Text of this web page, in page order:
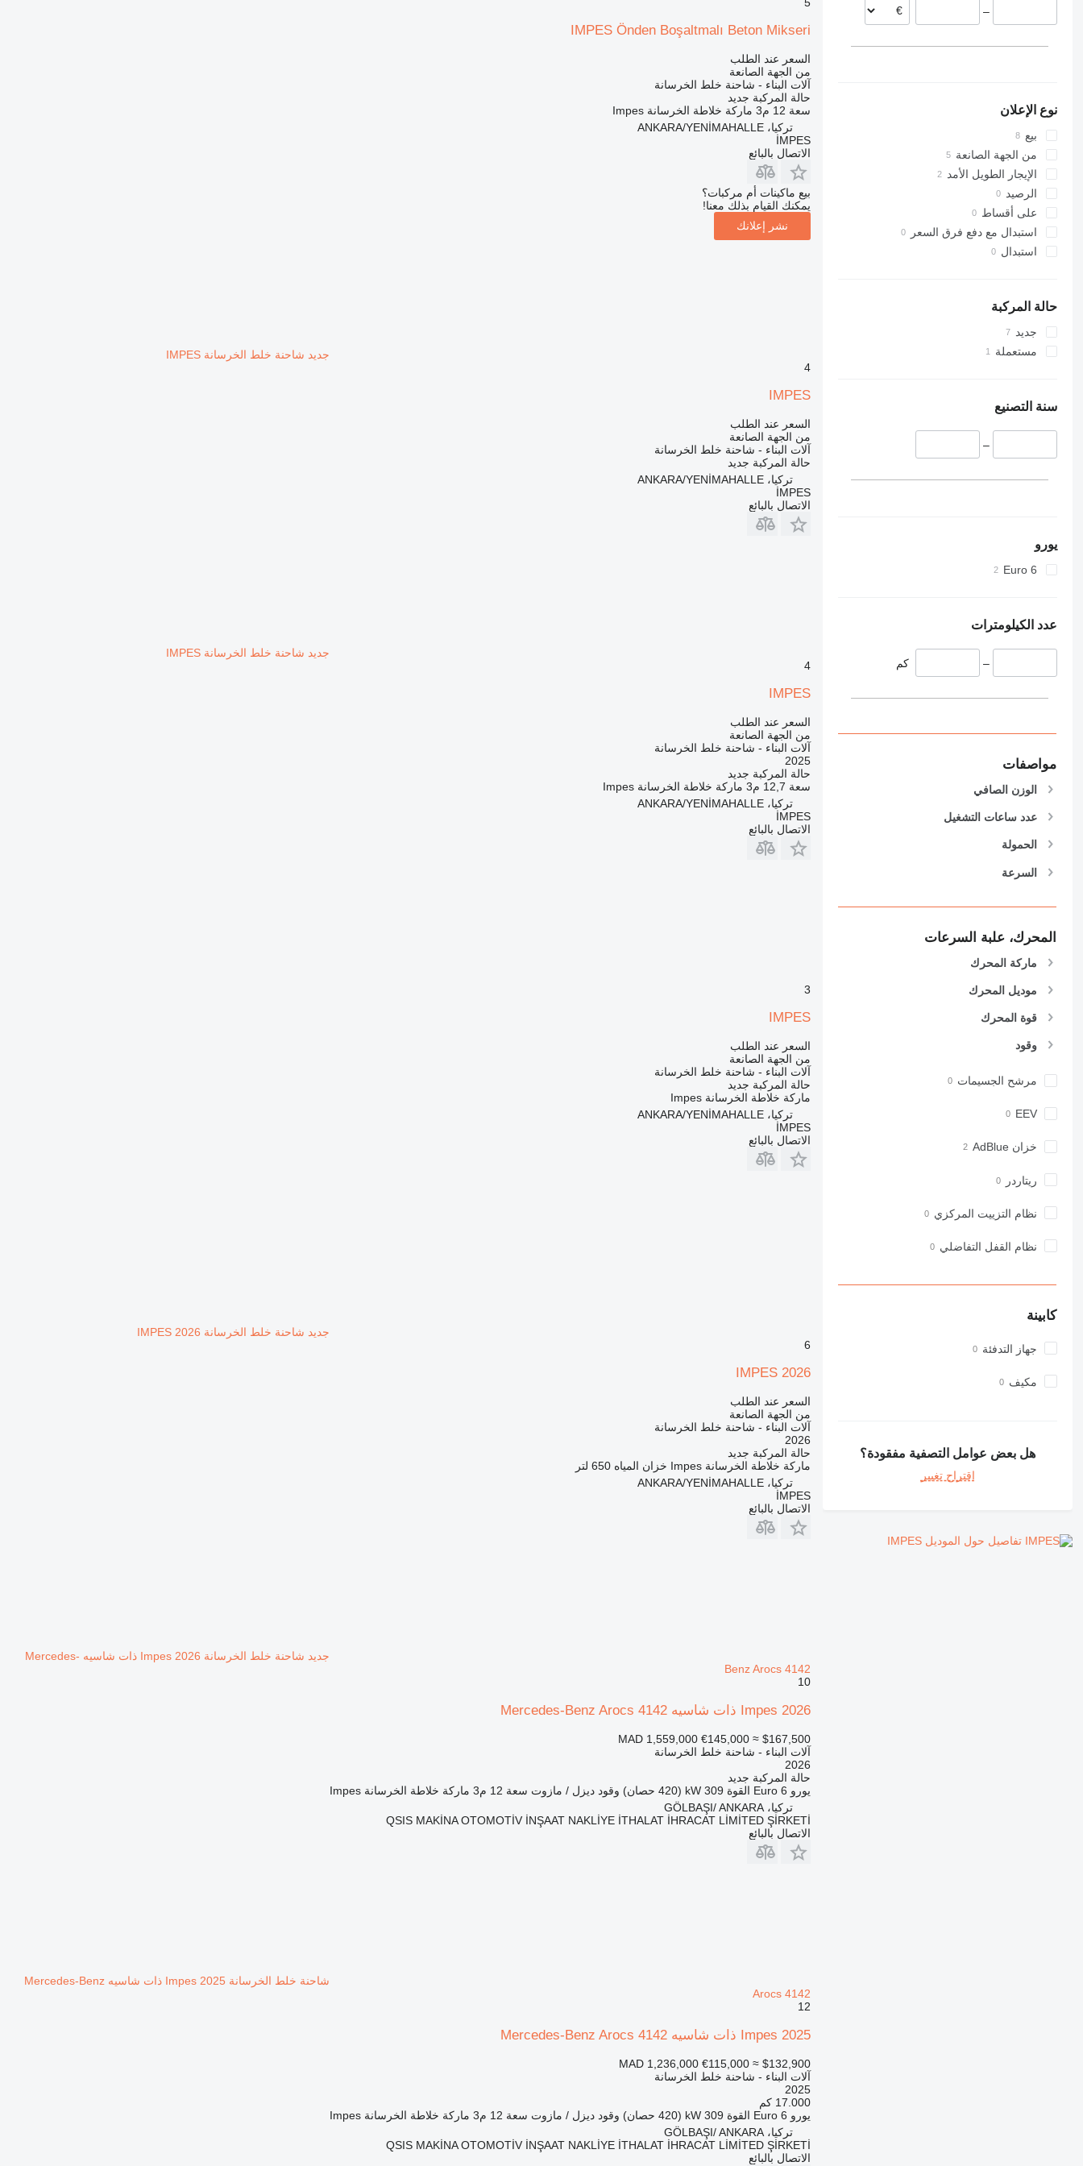
317
318
319
320
322
323
324
329
336
349
374
390
426
432
434
906
908
910
924
930
950
953
955
963
973
982
990
C-series
CS
IT
MH
457
8008
8018
8025
8026
8030
8035
CT
NXT
TM
E-series
Liftlux
Pecolift
R-series
Toucan
–
نوع الإعلان
بيع
من الجهة الصانعة
الإيجار الطويل الأمد
الرصيد
على أقساط
استبدال مع دفع فرق السعر
استبدال
حالة المركبة
جديد
مستعملة
سنة التصنيع
–
يورو
Euro 6
عدد الكيلومترات
– كم
مواصفات
الوزن الصافي
عدد ساعات التشغيل
الحمولة
السرعة
المحرك، علبة السرعات
ماركة المحرك
موديل المحرك
قوة المحرك
وقود
مرشح الجسيمات
EEV
خزان AdBlue
ريتاردر
نظام التزييت المركزي
نظام القفل التفاضلي
كابينة
جهاز التدفئة
مكيف
هل بعض عوامل التصفية مفقودة؟
اقتراح تغيير
تفاصيل حول الموديل IMPES
IMPES Önden Boşaltmalı Beton Mikseri
السعر عند الطلب
من الجهة الصانعة
آلات البناء - شاحنة خلط الخرسانة
حالة المركبة جديد
سعة 12 م3 ماركة خلاطة الخرسانة Impes
تركيا، ANKARA/YENİMAHALLE
İMPES
الاتصال بالبائع
بيع ماكينات أم مركبات؟
يمكنك القيام بذلك معنا!
نشر إعلانك
جديد شاحنة خلط الخرسانة IMPES
4
IMPES
السعر عند الطلب
من الجهة الصانعة
آلات البناء - شاحنة خلط الخرسانة
حالة المركبة جديد
تركيا، ANKARA/YENİMAHALLE
İMPES
الاتصال بالبائع
جديد شاحنة خلط الخرسانة IMPES
4
IMPES
السعر عند الطلب
من الجهة الصانعة
آلات البناء - شاحنة خلط الخرسانة
2025
حالة المركبة جديد
سعة 12,7 م3 ماركة خلاطة الخرسانة Impes
تركيا، ANKARA/YENİMAHALLE
İMPES
الاتصال بالبائع
3
IMPES
السعر عند الطلب
من الجهة الصانعة
آلات البناء - شاحنة خلط الخرسانة
حالة المركبة جديد
ماركة خلاطة الخرسانة Impes
تركيا، ANKARA/YENİMAHALLE
İMPES
الاتصال بالبائع
جديد شاحنة خلط الخرسانة IMPES 2026
6
IMPES 2026
السعر عند الطلب
من الجهة الصانعة
آلات البناء - شاحنة خلط الخرسانة
2026
حالة المركبة جديد
ماركة خلاطة الخرسانة Impes خزان المياه 650 لتر
تركيا، ANKARA/YENİMAHALLE
İMPES
الاتصال بالبائع
جديد شاحنة خلط الخرسانة Impes 2026 ذات شاسيه Mercedes-
Benz Arocs 4142
10
Impes 2026 ذات شاسيه Mercedes-Benz Arocs 4142
MAD 1,559,000 €145,000 ≈ $167,500
آلات البناء - شاحنة خلط الخرسانة
2026
حالة المركبة جديد
يورو Euro 6 القوة 309 kW (420 حصان) وقود ديزل / مازوت سعة 12 م3 ماركة خلاطة الخرسانة Impes
تركيا، GÖLBAŞI/ ANKARA
QSIS MAKİNA OTOMOTİV İNŞAAT NAKLİYE İTHALAT İHRACAT LİMİTED ŞİRKETİ
الاتصال بالبائع
شاحنة خلط الخرسانة Impes 2025 ذات شاسيه Mercedes-Benz
Arocs 4142
12
Impes 2025 ذات شاسيه Mercedes-Benz Arocs 4142
MAD 1,236,000 €115,000 ≈ $132,900
آلات البناء - شاحنة خلط الخرسانة
2025
17.000 كم
يورو Euro 6 القوة 309 kW (420 حصان) وقود ديزل / مازوت سعة 12 م3 ماركة خلاطة الخرسانة Impes
تركيا، GÖLBAŞI/ ANKARA
QSIS MAKİNA OTOMOTİV İNŞAAT NAKLİYE İTHALAT İHRACAT LİMİTED ŞİRKETİ
الاتصال بالبائع